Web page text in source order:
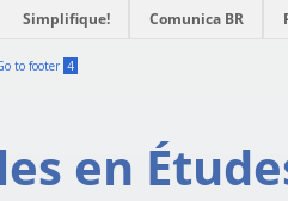
Simplifique! Comunica BR
to footer 4
en